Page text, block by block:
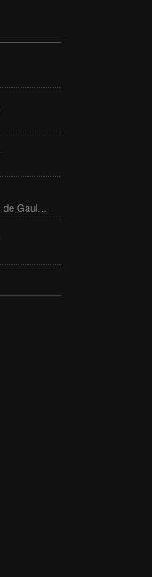
2020-10-11 Avenue Charles de Gaulle 30400 Villeneuve-Lès-Avignon